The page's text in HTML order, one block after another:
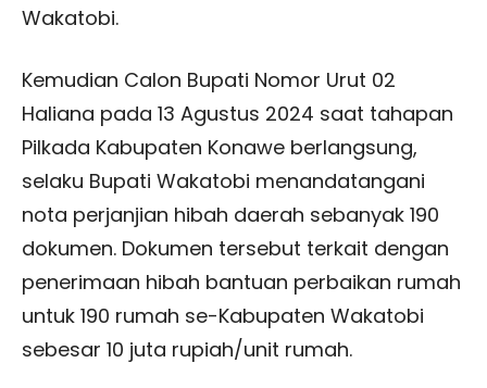
Wakatobi.
Kemudian Calon Bupati Nomor Urut 02
Haliana pada 13 Agustus 2024 saat tahapan
Pilkada Kabupaten Konawe berlangsung,
selaku Bupati Wakatobi menandatangani
nota perjanjian hibah daerah sebanyak 190
dokumen. Dokumen tersebut terkait dengan
penerimaan hibah bantuan perbaikan rumah
untuk 190 rumah se-Kabupaten Wakatobi
sebesar 10 juta rupiah/unit rumah.